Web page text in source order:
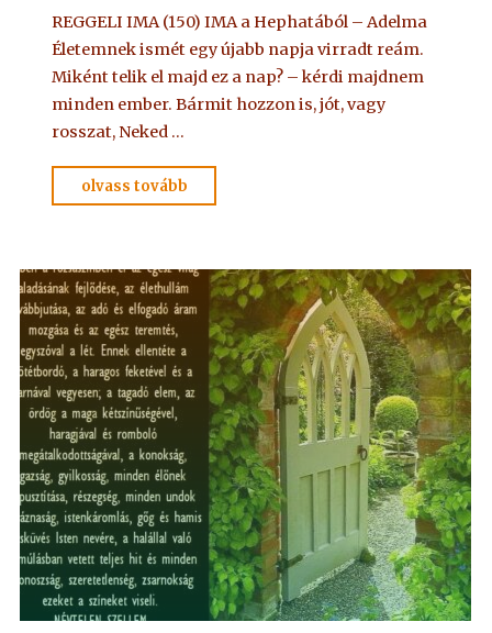
REGGELI IMA (150) IMA a Hephatából – Adelma
Életemnek ismét egy újabb napja virradt reám.
Miként telik el majd ez a nap? – kérdi majdnem
minden ember. Bármit hozzon is, jót, vagy
rosszat, Neked …
olvass tovább
Adelmától,
a
Névtelen
Szellemtől
9."